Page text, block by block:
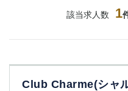
該当求人数 1
Club Charme(シャ
①六本木 ②西麻布
赤坂